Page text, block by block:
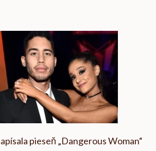
pieseň „Dangerous Woman“